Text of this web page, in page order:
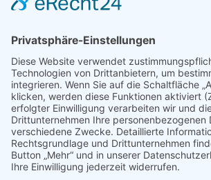
informieren euch im Bereich Corporate über
lieber englischsprachige News lesen möchte, wird
Search Engine News fündig.
Was es auch ist – wir wünschen euch viel Spaß im
freuen uns über euer Feedback in den
Wünsche? Ihr wollt mehr über ein bestimmtes
wollt noch mehr kontroverse Diskussionen und
Perfekt! Teilt es uns mit und wir werden unser